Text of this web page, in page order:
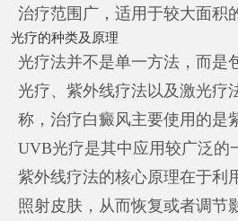
治疗范围广，适用于较大面积
光疗的种类及原理
光疗法并不是单一方法，而是
光疗、紫外线疗法以及激光疗
称，治疗白癜风主要使用的是
UVB光疗是其中应用较广泛的
紫外线疗法的核心原理在于利
照射皮肤，从而恢复或者调节